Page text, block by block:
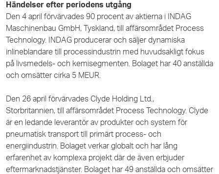
Händelser efter periodens utgång
Den 4 april förvärvades 90 procent av aktierna i INDAG
Maschinenbau GmbH, Tyskland, till affärsområdet Process
Technology. INDAG producerar och säljer dynamiska
inlineblandare till processindustrin med huvudsakligt fokus
på livsmedels- och kemisegmenten. Bolaget har 40 anställda
och omsätter cirka 5 MEUR.
Den 26 april förvärvades Clyde Holding Ltd.,
Storbritannien, till affärsområdet Process Technology. Clyde
är en ledande leverantör av produkter och system för
pneumatisk transport till primärt process- och
energiindustrin. Bolaget verkar globalt och har lång
erfarenhet av komplexa projekt där de även erbjuder
eftermarknadstjänster. Bolaget har 49 anställda och omsätter